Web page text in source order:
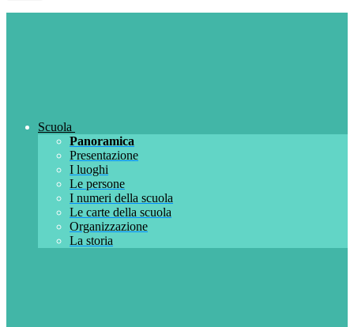
Scuola
Panoramica
Presentazione
I luoghi
Le persone
I numeri della scuola
Le carte della scuola
Organizzazione
La storia